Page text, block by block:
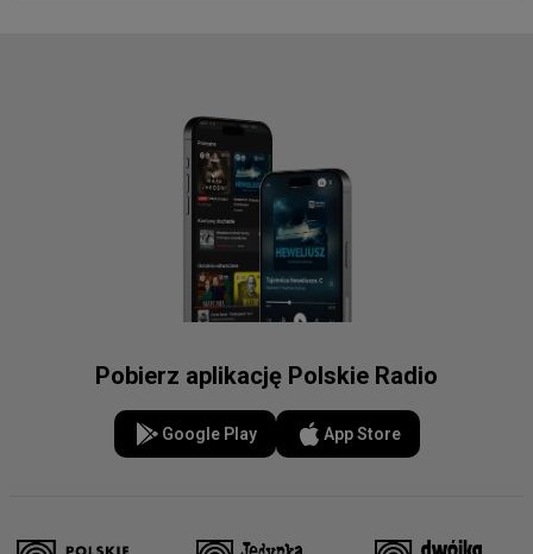
Pobierz aplikację Polskie Radio
Google Play App Store